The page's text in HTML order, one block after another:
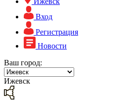
Вход
Регистрация
Новости
Ваш город:
Ижевск